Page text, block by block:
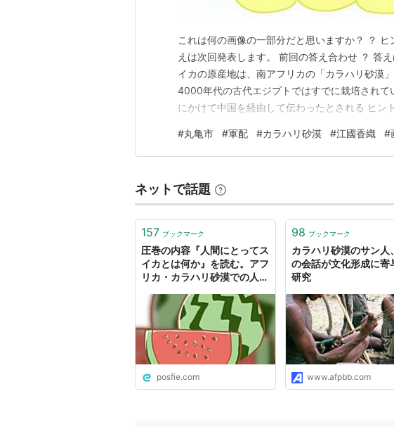
これは何の画像の一部分だと思いますか？ ？
えは次回発表します。 前回の答え合わせ ？ 答
イカの原産地は、南アフリカの「カラハリ砂漠
4000年代の古代エジプトではすでに栽培され
にかけて中国を経由して伝わったとされる ヒン
のようである donaltobello.hatenablog.com す
り…
#丸亀市 #軍配 #カラハリ砂漠 #江國香織 #
ネットで話題
157 ブックマーク
圧巻の内容『人間にとってス
イカとは何か』を読む。アフ
リカ・カラハリ砂漠での人間
カ」の謎
posfie.com
98 ブックマーク
カラハリ砂漠のサン人
の会話が文化形成に寄
研究
www.afpbb.com